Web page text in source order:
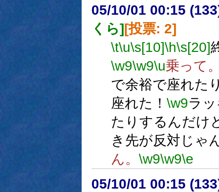
05/10/01 00:15
くら] [投票: 2]
\t\u\s[10]\h\s[20]
\w9\w9\u乗って
で余裕で座れた
座れた！ \w9ラ
たりするんだけ
き先が反対じゃ
ん。 \w9\w9\e
05/10/01 00:15